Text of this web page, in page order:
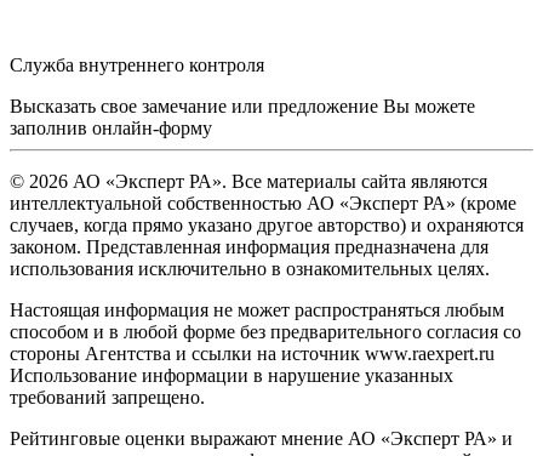
Служба внутреннего контроля
Высказать свое замечание или предложение Вы можете
заполнив онлайн-форму
© 2026 АО «Эксперт РА». Все материалы сайта являются
интеллектуальной собственностью АО «Эксперт РА» (кроме
случаев, когда прямо указано другое авторство) и охраняются
законом. Представленная информация предназначена для
использования исключительно в ознакомительных целях.
Настоящая информация не может распространяться любым
способом и в любой форме без предварительного согласия со
стороны Агентства и ссылки на источник www.raexpert.ru
Использование информации в нарушение указанных
требований запрещено.
Рейтинговые оценки выражают мнение АО «Эксперт РА» и